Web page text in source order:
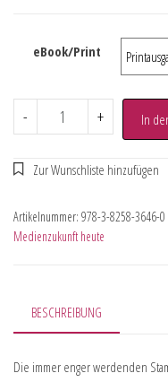
eBook/Print
- + In
Artikelnummer: 978-3-8258-3646-0
Medienzukunft heute
BESCHREIBUNG
Die immer enger werdenden